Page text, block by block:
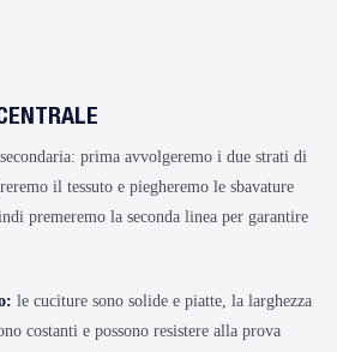
prima avvolgeremo i due strati di
il tessuto e piegheremo le sbavature
premeremo la seconda linea per garantire
le cuciture sono solide e piatte, la larghezza
costanti e possono resistere alla prova